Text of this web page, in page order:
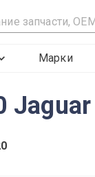
Марки